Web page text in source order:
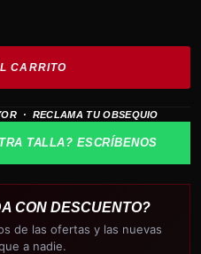
CARRITO
· RECLAMA TU OBSEQUIO
TALLA? ESCRÍBENOS
CON DESCUENTO?
de las ofertas y las nuevas
a nadie.